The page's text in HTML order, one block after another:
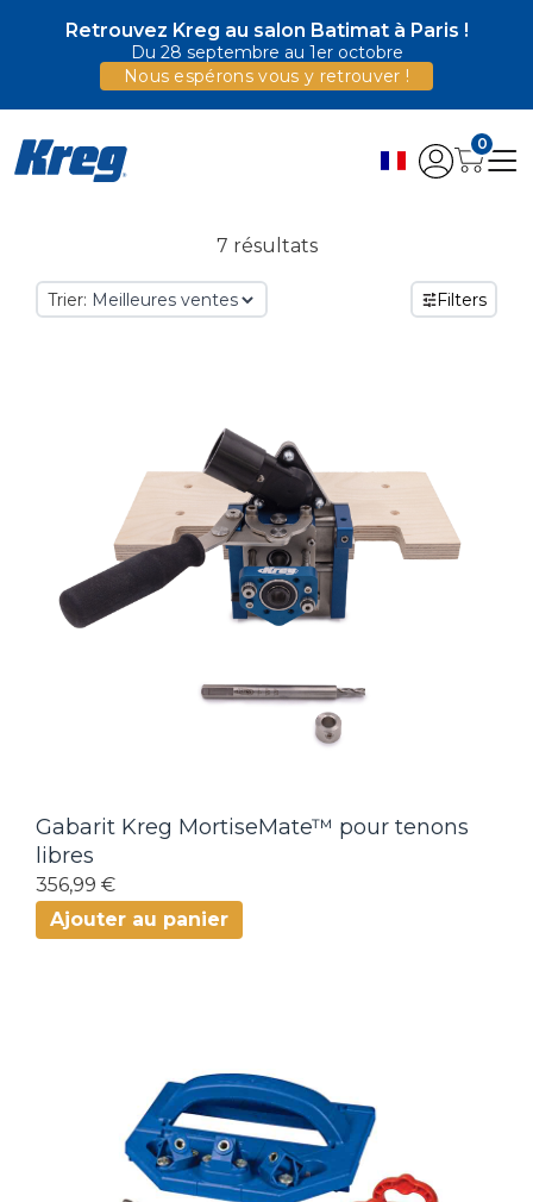
Retrouvez Kreg au salon Batimat à Paris !
Du 28 septembre au 1er octobre
Nous espérons vous y retrouver !
0
7 résultats
Trier: Filters
Gabarit Kreg MortiseMate™ pour tenons
libres
356,99 €
Ajouter au panier